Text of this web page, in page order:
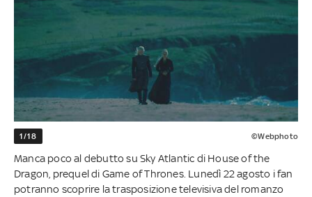
1/18 ©Webphoto
Manca poco al debutto su Sky Atlantic di House of the
Dragon, prequel di Game of Thrones. Lunedì 22 agosto i fan
potranno scoprire la trasposizione televisiva del romanzo